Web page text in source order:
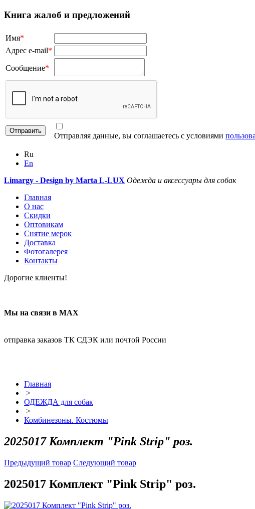
Книга жалоб и предложений
Имя*
Адрес e-mail*
Сообщение*
Отправляя данные, вы соглашаетесь с условиями
Ru
En
Limargy - Design by Marta L-LUX Одежда и аксессуары для собак
Главная
О нас
Скидки
Оптовикам
Снятие мерок
Доставка
Фотогалерея
Контакты
Дорогие клиенты!
Мы на связи в МАХ
отправка заказов ТК СДЭК или почтой России
Главная
>
ОДЕЖДА для собак
>
Комбинезоны. Костюмы
2025017 Комплект "Pink Strip" роз.
Предыдущий товар Следующий товар
2025017 Комплект "Pink Strip" роз.